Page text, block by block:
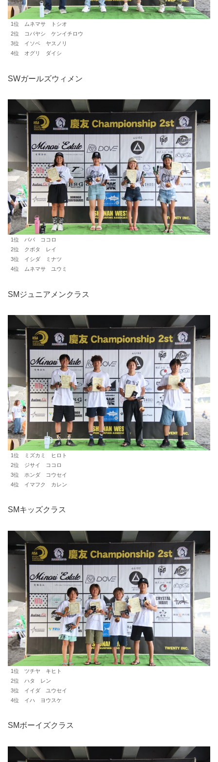
1位 ムネマサ トシオ
2位 コバヤシ ケンイチロウ
3位 イソベ ヤスノリ
4位 オグリ ダイシ
SWガールズウィメン
1位 ババ ココロ
2位 クボタ レイ
3位 イシダ ミナツ
4位 ムネマサ ユウミ
SMジュニアメンクラス
1位 ミズカミ ヒロト
2位 ジサイ ココロ
3位 ホンダ コウセイ
4位 イマフク カレン
SMキッズクラス
1位 ツチヤ キヒト
2位 ハタ レン
3位 イイダ ユウセイ
4位 イハ ヨウスケ
SMボーイズクラス